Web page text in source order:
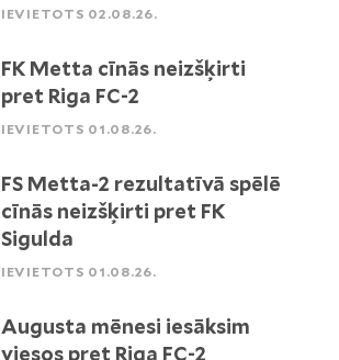
IEVIETOTS 02.08.26.
FK Metta cīnās neizšķirti
pret Riga FC-2
IEVIETOTS 01.08.26.
FS Metta-2 rezultatīvā spēlē
cīnās neizšķirti pret FK
Sigulda
IEVIETOTS 01.08.26.
Augusta mēnesi iesāksim
viesos pret Riga FC-2